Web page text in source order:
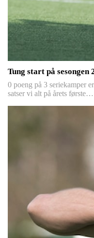
Tung start på sesongen
0 poeng på 3 seriekamper
satser vi alt på årets første…